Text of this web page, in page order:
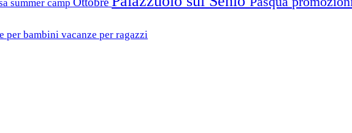
summer camp
per bambini vacanze per ragazzi